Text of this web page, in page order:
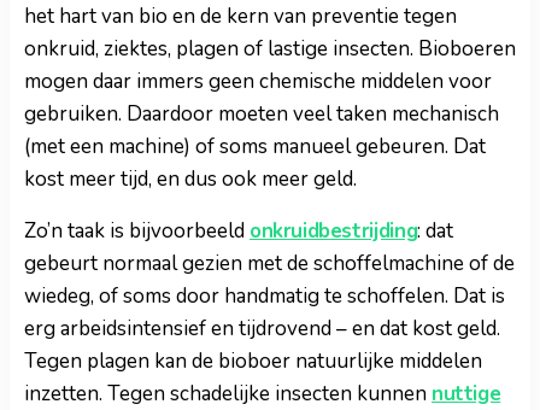
het hart van bio en de kern van preventie tegen
onkruid, ziektes, plagen of lastige insecten. Bioboeren
mogen daar immers geen chemische middelen voor
gebruiken. Daardoor moeten veel taken mechanisch
(met een machine) of soms manueel gebeuren. Dat
kost meer tijd, en dus ook meer geld.
Zo’n taak is bijvoorbeeld onkruidbestrijding: dat
gebeurt normaal gezien met de schoffelmachine of de
wiedeg, of soms door handmatig te schoffelen. Dat is
erg arbeidsintensief en tijdrovend – en dat kost geld.
Tegen plagen kan de bioboer natuurlijke middelen
inzetten. Tegen schadelijke insecten kunnen nuttige